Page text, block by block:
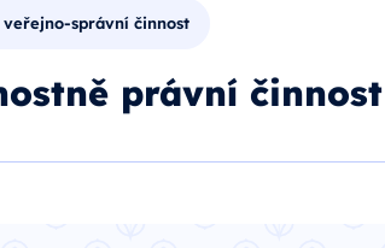
správní činnost
právní činnost